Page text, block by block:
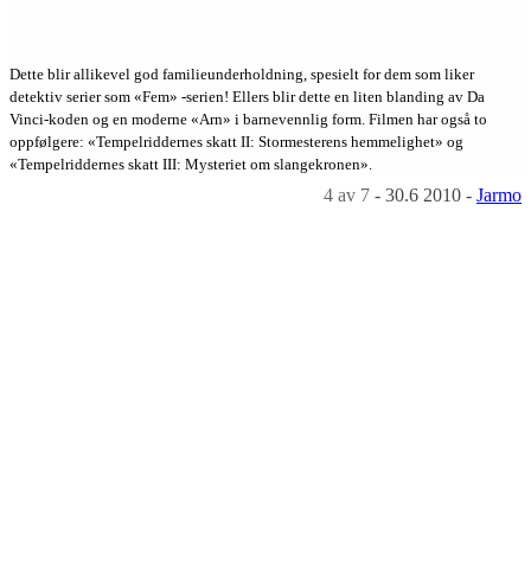
Dette blir allikevel god familieunderholdning, spesielt for dem som liker
detektiv serier som «Fem» -serien! Ellers blir dette en liten blanding av Da
Vinci-koden og en moderne «Arn» i barnevennlig form. Filmen har også to
oppfølgere: «Tempelriddernes skatt II: Stormesterens hemmelighet» og
«Tempelriddernes skatt III: Mysteriet om slangekronen».
4 av 7 - 30.6 2010 - Jarmo